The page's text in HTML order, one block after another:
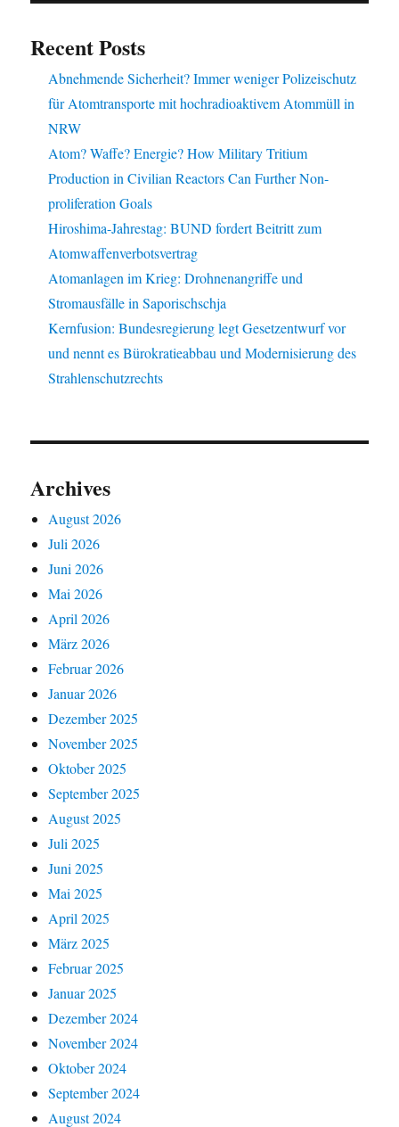
Recent Posts
Abnehmende Sicherheit? Immer weniger Polizeischutz
für Atomtransporte mit hochradioaktivem Atommüll in
NRW
Atom? Waffe? Energie? How Military Tritium
Production in Civilian Reactors Can Further Non-
proliferation Goals
Hiroshima-Jahrestag: BUND fordert Beitritt zum
Atomwaffenverbotsvertrag
Atomanlagen im Krieg: Drohnenangriffe und
Stromausfälle in Saporischschja
Kernfusion: Bundesregierung legt Gesetzentwurf vor
und nennt es Bürokratieabbau und Modernisierung des
Strahlenschutzrechts
Archives
August 2026
Juli 2026
Juni 2026
Mai 2026
April 2026
März 2026
Februar 2026
Januar 2026
Dezember 2025
November 2025
Oktober 2025
September 2025
August 2025
Juli 2025
Juni 2025
Mai 2025
April 2025
März 2025
Februar 2025
Januar 2025
Dezember 2024
November 2024
Oktober 2024
September 2024
August 2024